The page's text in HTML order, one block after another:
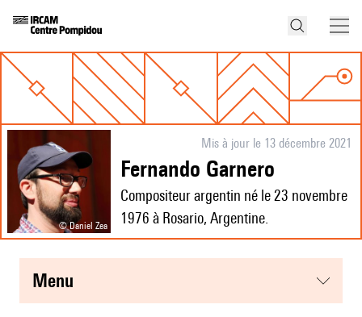
© Daniel Zea
Mis à jour le 13 décembre 2021
Fernando Garnero
Compositeur argentin né le 23 novembre
1976 à Rosario, Argentine.
menu